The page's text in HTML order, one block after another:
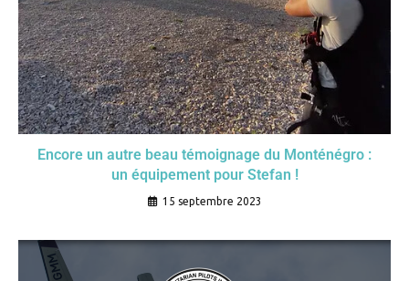
Encore un autre beau témoignage du Monténégro :
un équipement pour Stefan !
15 septembre 2023